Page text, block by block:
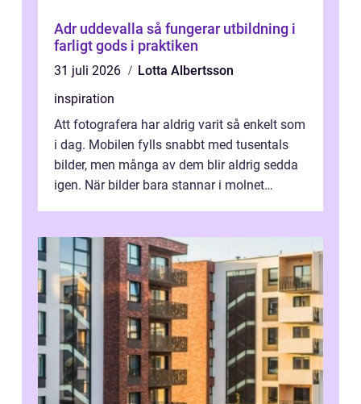
Adr uddevalla så fungerar utbildning i
farligt gods i praktiken
31 juli 2026
Lotta Albertsson
inspiration
Att fotografera har aldrig varit så enkelt som
i dag. Mobilen fylls snabbt med tusentals
bilder, men många av dem blir aldrig sedda
igen. När bilder bara stannar i molnet